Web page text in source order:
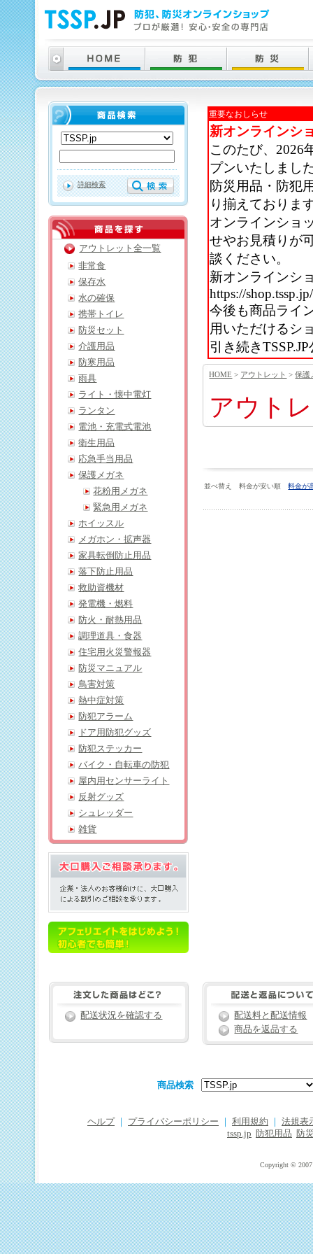
重要なおしらせ
新オンラインシ
このたび、2026
プンいたしまし
防災用品・防犯
り揃えておりま
オンラインショ
せやお見積りが
談ください。
新オンラインシ
https://shop.tssp.jp/
今後も商品ライ
用いただけるシ
引き続き
HOME > アウトレット >保護
アウト
並べ替え 料金が安い順料金が
詳細検索
アウトレット全一覧
非常食
保存水
水の確保
携帯トイレ
防災セット
介護用品
防寒用品
雨具
ライト・懐中電灯
ランタン
電池・充電式電池
衛生用品
応急手当用品
保護メガネ
花粉用メガネ
緊急用メガネ
ホイッスル
メガホン・拡声器
家具転倒防止用品
落下防止用品
救助資機材
発電機・燃料
防火・耐熱用品
調理道具・食器
住宅用火災警報器
防災マニュアル
鳥害対策
熱中症対策
防犯アラーム
ドア用防犯グッズ
防犯ステッカー
バイク・自転車の防犯
屋内用センサーライト
反射グッズ
シュレッダー
雑貨
配送状況を確認する
配送料と配送情報
商品を返品する
商品検索
ヘルプ プライバシーポリシー 利用規約
法規表
tssp.jp
防犯用品 防
Copyright © 2007